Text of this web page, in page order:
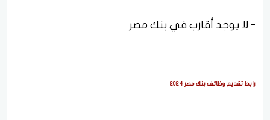
- لا يوجد أقارب في بنك مصر
رابط تقديم وظائف بنك مصر 2024